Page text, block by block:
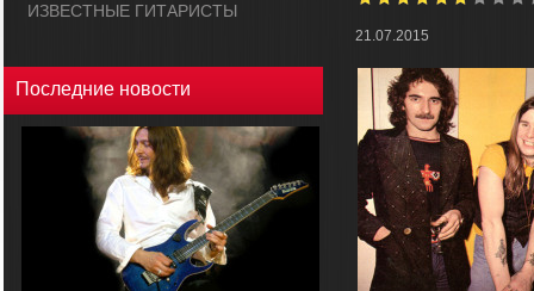
ИЗВЕСТНЫЕ ГИТАРИСТЫ
Последние новости
21.07.2015